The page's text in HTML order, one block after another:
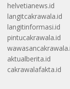
helvetianews.id
langitcakrawala.id
langitinformasi.id
pintucakrawala.id
aktualberita.id
cakrawalafakta.id